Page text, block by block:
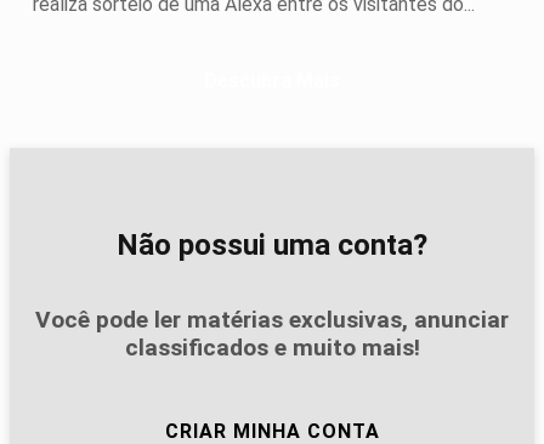
Não possui uma conta?
Você pode ler matérias exclusivas, anunciar
classificados e muito mais!
CRIAR MINHA CONTA